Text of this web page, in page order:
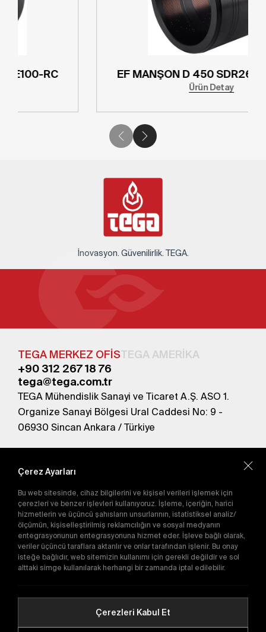
EF MANŞON D 400 SDR26 PE100-RC
İnovasyon. Güvenilirlik. TEGA.
TEGA MERKEZ OFİSTEGA AMERİKA
+90 312 267 18 76
tega@tega.com.tr
TEGA Mühendislik Sanayi ve Ticaret A.Ş. ASO 1.
Organize Sanayi Bölgesi Ural Caddesi No: 9 -
06930 Sincan Ankara / Türkiye
abone olun.
Gönder
Abone olarakGizlilik Politikası'nı
kabul etmiş
olursunuz.
E-Katalog
Çerez Ayarları
Bu web sitesinde, cihaz bilgilerini ve kişisel verileri işlemek için
çerezleri ve benzer işlevleri kullanıyoruz. İşleme, içeriğin, harici
hizmetlerin ve üçüncü şahısların unsurlarının, istatistiksel analiz/
ölçümün, kişiselleştirilmiş reklamcılığın ve sosyal medyanın
entegrasyonunun entegrasyonuna hizmet eder. İşleve bağlı olarak,
veriler üçüncü taraflara aktarılır ve onlar tarafından işlenir. Bu onay
isteğe bağlıdır, web sitemizin kullanımı için gerekli değildir ve sol
alttaki simge kullanılarak herhangi bir zamanda iptal edilebilir.
Çerezleri Kabul Et